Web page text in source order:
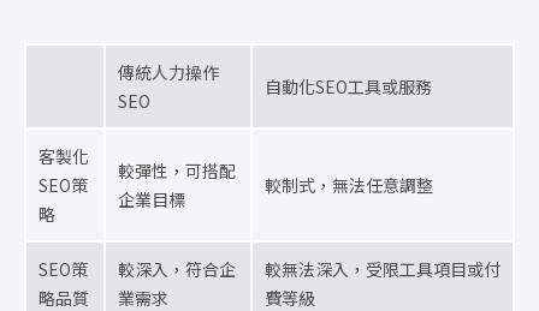
傳統人力操作
SEO
自動化SEO工具或服務
客製化
SEO策
略
較彈性，可搭配
企業目標
較制式，無法任意調整
SEO策
略品質
較深入，符合企
業需求
較無法深入，受限工具項目或付
費等級